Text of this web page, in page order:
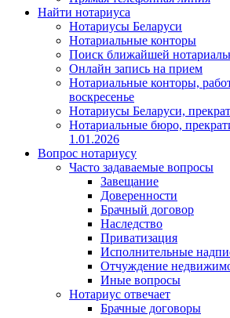
Найти нотариуса
Нотариусы Беларуси
Нотариальные конторы
Поиск ближайшей
Онлайн запись на прием
Нотариальные конторы,
воскресенье
Нотариусы Беларуси,
Нотариальные бюро,
1.01.2026
Вопрос нотариусу
Часто задаваемые вопросы
Завещание
Доверенности
Брачный договор
Наследство
Приватизация
Исполнительные
Отчуждение
Иные вопросы
Нотариус отвечает
Брачные договоры